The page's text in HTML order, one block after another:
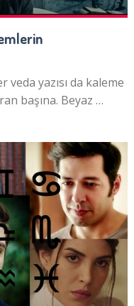
yazısı da kaleme
başına. Beyaz …